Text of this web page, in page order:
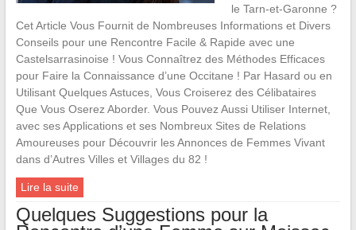
le Tarn-et-Garonne ?
Cet Article Vous Fournit de Nombreuses Informations et Divers
Conseils pour une Rencontre Facile & Rapide avec une
Castelsarrasinoise ! Vous Connaîtrez des Méthodes Efficaces
pour Faire la Connaissance d’une Occitane ! Par Hasard ou en
Utilisant Quelques Astuces, Vous Croiserez des Célibataires
Que Vous Oserez Aborder. Vous Pouvez Aussi Utiliser Internet,
avec ses Applications et ses Nombreux Sites de Relations
Amoureuses pour Découvrir les Annonces de Femmes Vivant
dans d’Autres Villes et Villages du 82 !
Lire la suite
Quelques Suggestions pour la